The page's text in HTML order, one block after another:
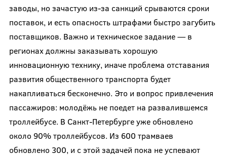
заводы, но зачастую из-за санкций срываются сроки
поставок, и есть опасность штрафами быстро загубить
поставщиков. Важно и техническое задание — в
регионах должны заказывать хорошую
инновационную технику, иначе проблема отставания
развития общественного транспорта будет
накапливаться бесконечно. Это и вопрос привлечения
пассажиров: молодёжь не поедет на развалившемся
троллейбусе. В Санкт-Петербурге уже обновлено
около 90% троллейбусов. Из 600 трамваев
обновлено 300, и с этой задачей пока не успевают